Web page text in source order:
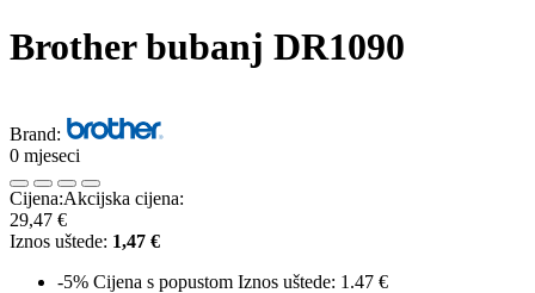
Brother bubanj DR1090
Brand:
0 mjeseci
Cijena:Akcijska cijena:
29,47 €
Iznos uštede: 1,47 €
-5% Cijena s popustom Iznos uštede: 1.47 €